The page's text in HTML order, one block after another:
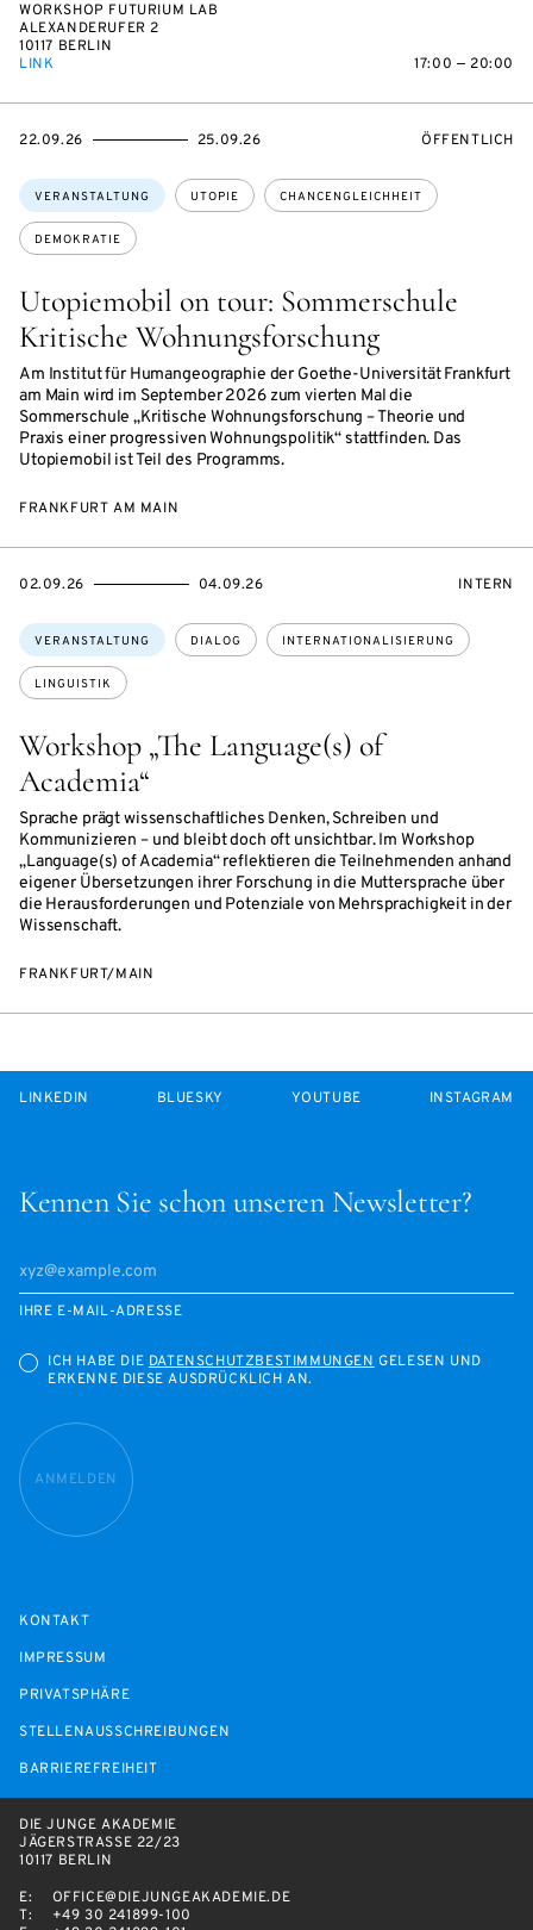
WORKSHOP FUTURIUM LAB
ALEXANDERUFER 2
10117 BERLIN
LINK
17:00 — 20:00
Utopiemobil on tour: Sommerschule
Kritische Wohnungsforschung
Am Institut für Humangeographie der Goethe-Universität Frankfurt
am Main wird im September 2026 zum vierten Mal die
Sommerschule „Kritische Wohnungsforschung – Theorie und
Praxis einer progressiven Wohnungspolitik“ stattfinden. Das
Utopiemobil ist Teil des Programms.
Themen:
VERANSTALTUNG UTOPIE CHANCENGLEICHHEIT
DEMOKRATIE
EVENTBEGINSON
22.09.26
EVENTENDSON 25.09.26 ÖFFENTLICH
FRANKFURT AM MAIN
Workshop „The Language(s) of
Academia“
Sprache prägt wissenschaftliches Denken, Schreiben und
Kommunizieren – und bleibt doch oft unsichtbar. Im Workshop
„Language(s) of Academia“ reflektieren die Teilnehmenden anhand
eigener Übersetzungen ihrer Forschung in die Muttersprache über
die Herausforderungen und Potenziale von Mehrsprachigkeit in der
Wissenschaft.
Themen:
VERANSTALTUNG DIALOG INTERNATIONALISIERUNG
LINGUISTIK
EVENTBEGINSON
02.09.26
EVENTENDSON 04.09.26 INTERN
FRANKFURT/MAIN
Kennen Sie schon unseren Newsletter?
IHRE E-MAIL-ADRESSE
ICH HABE DIEDATENSCHUTZBESTIMMUNGENGELESEN UND
ERKENNE DIESE AUSDRÜCKLICH AN.
ANMELDEN
LINKEDIN BLUESKY YOUTUBE INSTAGRAM
KONTAKT
IMPRESSUM
PRIVATSPHÄRE
STELLENAUSSCHREIBUNGEN
BARRIEREFREIHEIT
DIE JUNGE AKADEMIE
JÄGERSTRASSE 22/23
10117 BERLIN
E:
OFFICE@DIEJUNGEAKADEMIE.DE
T:
+49 30 241899-100